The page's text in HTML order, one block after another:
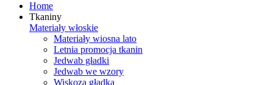
Home
Tkaniny
Materiały włoskie
Materiały wiosna lato
Letnia promocja tkanin
Jedwab gładki
Jedwab we wzory
Wiskoza gładka